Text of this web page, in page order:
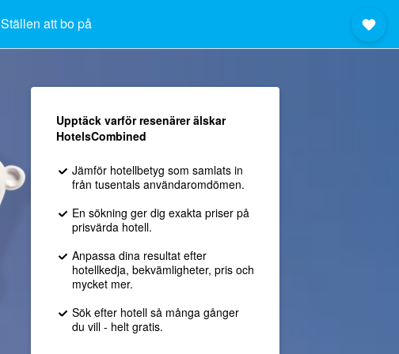
Ställen att bo på
Upptäck varför resenärer älskar
HotelsCombined
Jämför hotellbetyg som samlats in
från tusentals användaromdömen.
En sökning ger dig exakta priser på
prisvärda hotell.
Anpassa dina resultat efter
hotellkedja, bekvämligheter, pris och
mycket mer.
Sök efter hotell så många gånger
du vill - helt gratis.